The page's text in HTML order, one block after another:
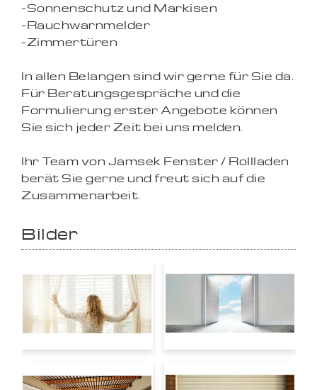
-Sonnenschutz und Markisen
-Rauchwarnmelder
-Zimmertüren
In allen Belangen sind wir gerne für Sie da.
Für Beratungsgespräche und die
Formulierung erster Angebote können
Sie sich jeder Zeit bei uns melden.
Ihr Team von Jamsek Fenster / Rollladen
berät Sie gerne und freut sich auf die
Zusammenarbeit.
Bilder